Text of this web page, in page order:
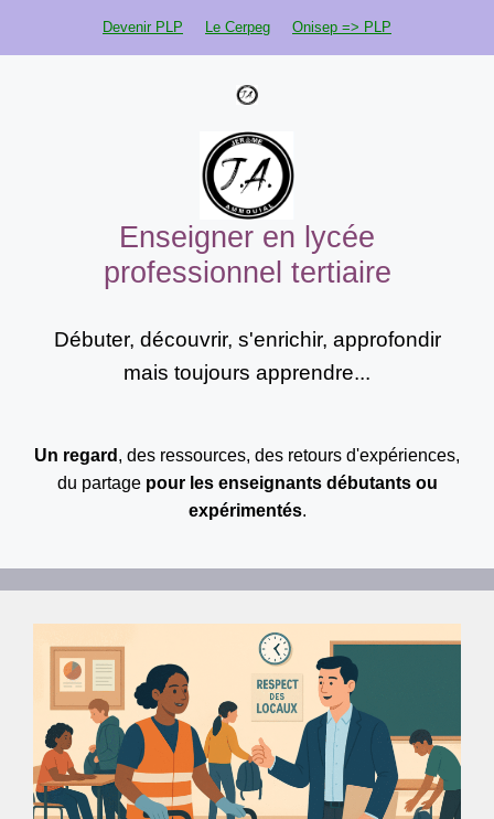
Devenir PLP Le Cerpeg Onisep => PLP
Enseigner en lycée
professionnel tertiaire
Débuter, découvrir, s'enrichir, approfondir
mais toujours apprendre...
Un regard , des ressources, des retours d'expériences,
du partage pour les enseignants débutants ou
expérimentés.